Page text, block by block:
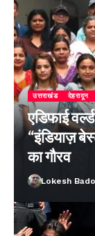
उत्तराखंड देहरादून
एडिफाई
“इंडियाज़
का गौरव
Lokesh